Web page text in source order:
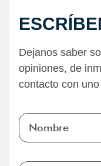
Dejanos saber
opiniones, de
contacto con